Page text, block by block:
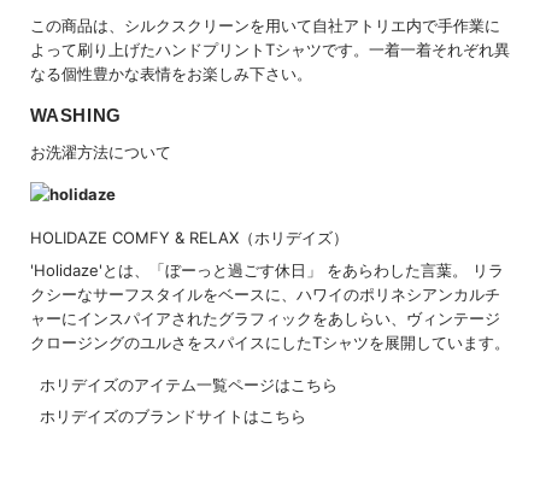
この商品は、シルクスクリーンを用いて自社アトリエ内で手作業に
よって刷り上げたハンドプリントTシャツです。一着一着それぞれ異
なる個性豊かな表情をお楽しみ下さい。
WASHING
お洗濯方法について
HOLIDAZE COMFY & RELAX（ホリデイズ）
'Holidaze'とは、「ぼーっと過ごす休日」 をあらわした言葉。 リラ
クシーなサーフスタイルをベースに、ハワイのポリネシアンカルチ
ャーにインスパイアされたグラフィックをあしらい、ヴィンテージ
クロージングのユルさをスパイスにしたTシャツを展開しています。
ホリデイズのアイテム一覧ページはこちら
ホリデイズのブランドサイトはこちら